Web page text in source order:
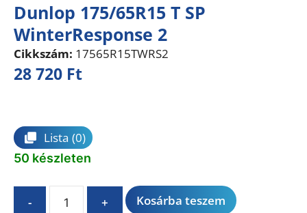
Dunlop 175/65R15 T SP
WinterResponse 2
Cikkszám: 17565R15TWRS2
28 720 Ft
Lista (0)
50 készleten
- + Kosárba teszem